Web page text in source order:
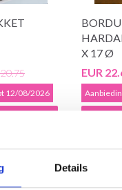
Details
12/08/2026
X 17 Ø
EUR